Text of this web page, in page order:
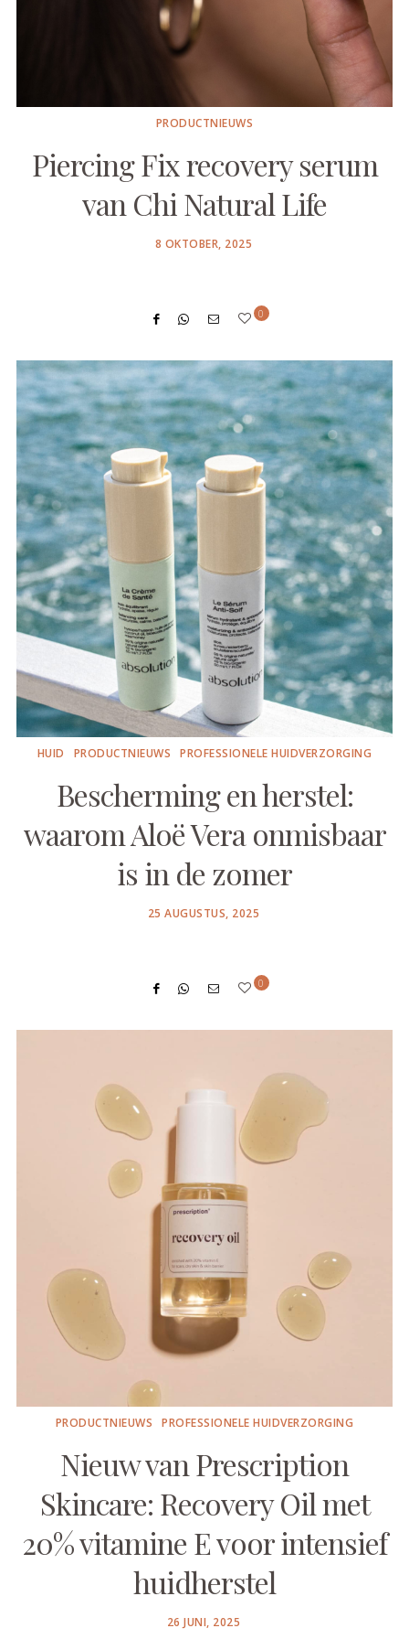
PRODUCTNIEUWS
Piercing Fix recovery serum
van Chi Natural Life
POSTED
8 OKTOBER, 2025
0
HUID PRODUCTNIEUWS PROFESSIONELE HUIDVERZORGING
Bescherming en herstel:
waarom Aloë Vera onmisbaar
is in de zomer
POSTED
25 AUGUSTUS, 2025
0
PRODUCTNIEUWS PROFESSIONELE HUIDVERZORGING
Nieuw van Prescription
Skincare: Recovery Oil met
20% vitamine E voor intensief
huidherstel
POSTED
26 JUNI, 2025